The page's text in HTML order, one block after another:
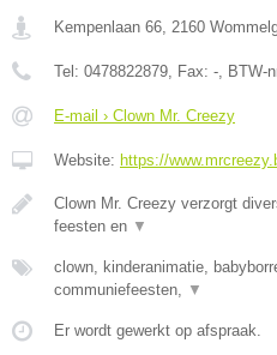
Kempenlaan 66, 2160
Tel: 0478822879, Fax: -, BTW-
E-mail › Clown Mr. Creezy
Website: https://
Clown Mr. Creezy verzorgt
feesten en ▼
clown, kinderanimatie,
communiefeesten, ▼
Er wordt gewerkt op afspraak.